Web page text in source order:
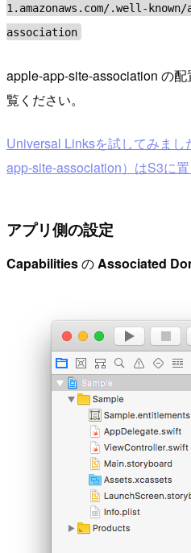
1.amazonaws.com/.well-
association
apple-app-site-association の
覧ください。
Universal Linksを試してみま
app-site-association）はS3に
アプリ側の設定
Capabilitiesの Associated